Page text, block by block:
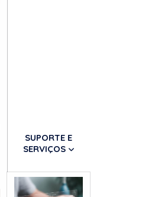
SUPORTE E
SERVIÇOS